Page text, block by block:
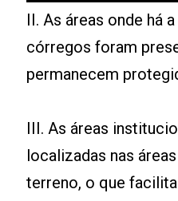
II. As áreas onde há
córregos foram
permanecem
III. As áreas
localizadas nas
terreno, o que